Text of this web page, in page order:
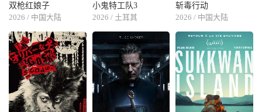
双枪红娘子
2026 / 中国大陆
小鬼特工队3
2026 / 土耳其
斩毒行动
2026 / 中国大陆